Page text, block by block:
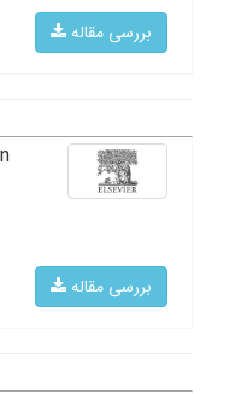
بررسی مقاله
بررسی مقاله
in